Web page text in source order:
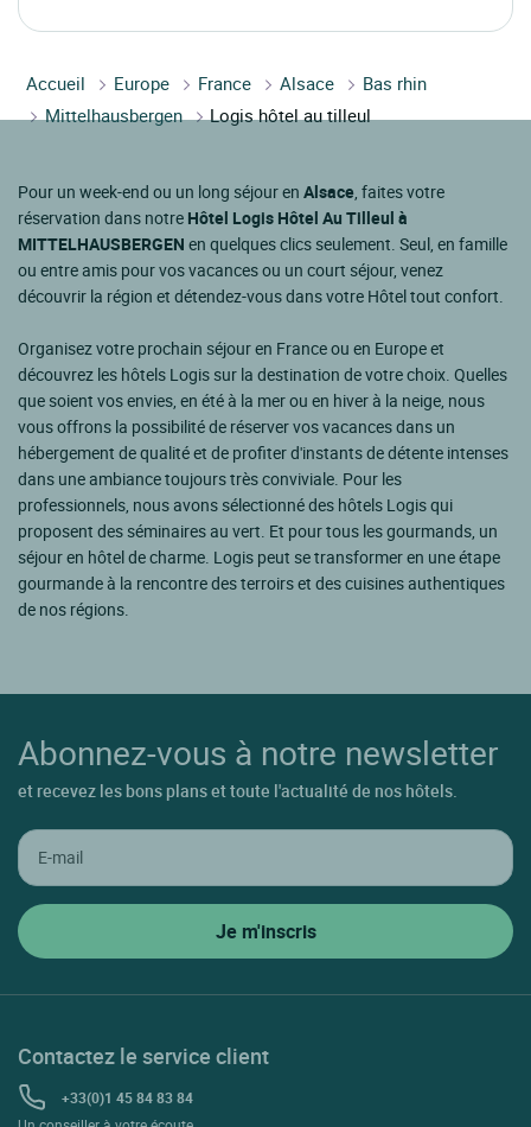
Accueil Europe France Alsace
Bas rhin
Mittelhausbergen
Logis hôtel au tilleul
Pour un week-end ou un long séjour en Alsace, faites votre
réservation dans notre Hôtel Logis Hôtel Au Tilleul à
MITTELHAUSBERGEN en quelques clics seulement. Seul, en famille
ou entre amis pour vos vacances ou un court séjour, venez
découvrir la région et détendez-vous dans votre Hôtel tout confort.
Organisez votre prochain séjour en France ou en Europe et
découvrez les hôtels Logis sur la destination de votre choix. Quelles
que soient vos envies, en été à la mer ou en hiver à la neige, nous
vous offrons la possibilité de réserver vos vacances dans un
hébergement de qualité et de profiter d'instants de détente intenses
dans une ambiance toujours très conviviale. Pour les
professionnels, nous avons sélectionné des hôtels Logis qui
proposent des séminaires au vert. Et pour tous les gourmands, un
séjour en hôtel de charme. Logis peut se transformer en une étape
gourmande à la rencontre des terroirs et des cuisines authentiques
de nos régions.
Abonnez-vous à notre newsletter
et recevez les bons plans et toute l'actualité de nos hôtels.
Contactez le service client
+33(0)1 45 84 83 84